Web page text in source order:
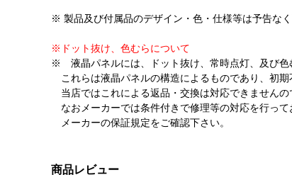
※ 製品及び付属品のデザイン・色・仕様等は予告な
※ドット抜け、色むらについて
※ 液晶パネルには、ドット抜け、常時点灯、及び色
これらは液晶パネルの構造によるものであり、初期
当店ではこれによる返品・交換は対応できませんの
なおメーカーでは条件付きで修理等の対応を行って
メーカーの保証規定をご確認下さい。
商品レビュー